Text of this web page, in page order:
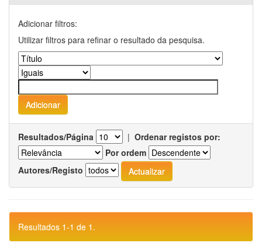
Adicionar filtros:
Utilizar filtros para refinar o resultado da pesquisa.
Resultados/Página | Ordenar registos por:
Por ordem
Autores/Registo
Resultados 1-1 de 1.